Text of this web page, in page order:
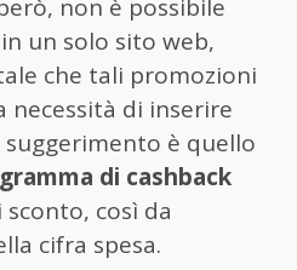
non è possibile
un solo sito web,
che tali promozioni
necessità di inserire
è quello
di cashback
così da
cifra spesa.